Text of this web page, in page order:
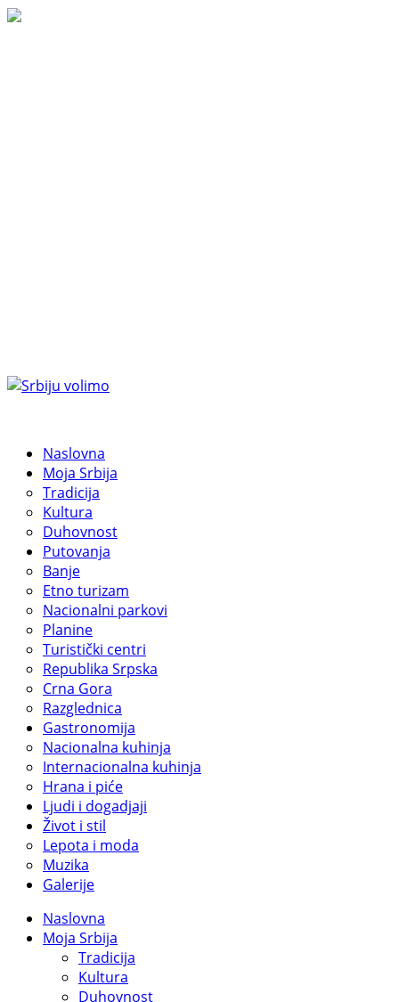
Naslovna
Moja Srbija
Tradicija
Kultura
Duhovnost
Putovanja
Banje
Etno turizam
Nacionalni parkovi
Planine
Turistički centri
Republika Srpska
Crna Gora
Razglednica
Gastronomija
Nacionalna kuhinja
Internacionalna kuhinja
Hrana i piće
Ljudi i dogadjaji
Život i stil
Lepota i moda
Muzika
Galerije
Naslovna
Moja Srbija
Tradicija
Kultura
Duhovnost